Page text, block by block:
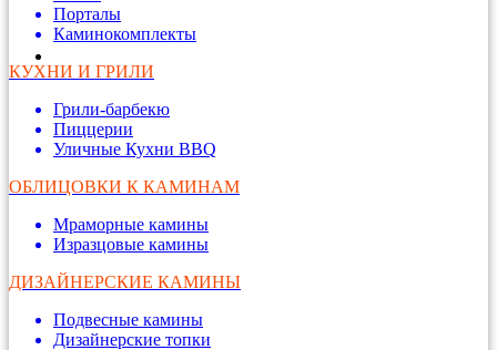
Порталы
Каминокомплекты
КУХНИ И ГРИЛИ
Грили-барбекю
Пиццерии
Уличные Кухни BBQ
ОБЛИЦОВКИ К КАМИНАМ
Мраморные камины
Изразцовые камины
ДИЗАЙНЕРСКИЕ КАМИНЫ
Подвесные камины
Дизайнерские топки